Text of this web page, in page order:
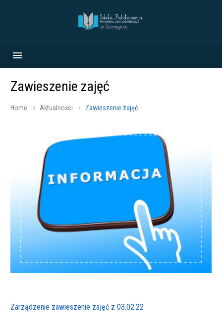
Zawieszenie zajęć
Home Aktualności Zawieszenie zajęć
Zarządzenie zawieszenie zajęć z 03.02.22